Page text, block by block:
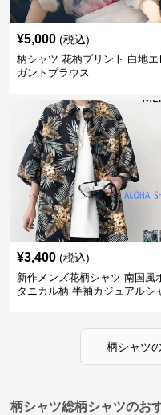
¥5,000 (税込)
柄シャツ 花柄プリント 白地エ
ガントブラウス
¥3,400 (税込)
新作メンズ花柄シャツ 南国風
タニカル柄 半袖カジュアルシ
柄シャツ
柄シャツ総柄シャツのお